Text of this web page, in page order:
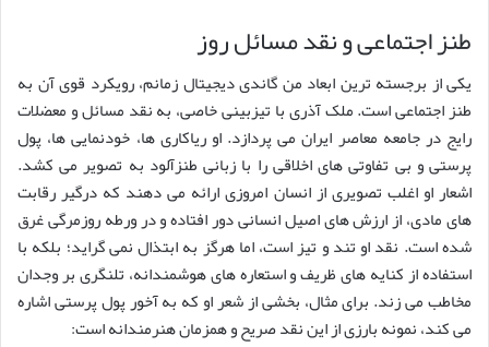
طنز اجتماعی و نقد مسائل روز
یکی از برجسته ترین ابعاد من گاندی دیجیتال زمانم، رویکرد قوی آن به
طنز اجتماعی است. ملک آذری با تیزبینی خاصی، به نقد مسائل و معضلات
رایج در جامعه معاصر ایران می پردازد. او ریاکاری ها، خودنمایی ها، پول
پرستی و بی تفاوتی های اخلاقی را با زبانی طنزآلود به تصویر می کشد.
اشعار او اغلب تصویری از انسان امروزی ارائه می دهند که درگیر رقابت
های مادی، از ارزش های اصیل انسانی دور افتاده و در ورطه روزمرگی غرق
شده است. نقد او تند و تیز است، اما هرگز به ابتذال نمی گراید؛ بلکه با
استفاده از کنایه های ظریف و استعاره های هوشمندانه، تلنگری بر وجدان
مخاطب می زند. برای مثال، بخشی از شعر او که به آخور پول پرستی اشاره
می کند، نمونه بارزی از این نقد صریح و همزمان هنرمندانه است: